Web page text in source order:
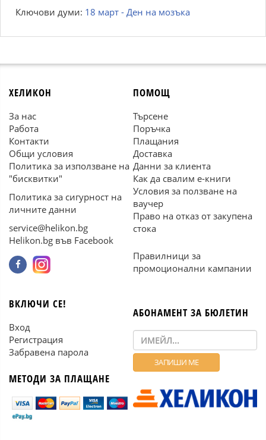
Ключови думи: 18 март - Ден на мозъка
ХЕЛИКОН
За нас
Работа
Контакти
Общи условия
Политика за използване на
"бисквитки"
Политика за сигурност на
личните данни
service@helikon.bg
Helikon.bg във Facebook
ПОМОЩ
Търсене
Поръчка
Плащания
Доставка
Данни за клиента
Как да свалим е-книги
Условия за ползване на
ваучер
Право на отказ от закупена
стока
Правилници за
промоционални кампании
ВКЛЮЧИ СЕ!
Вход
Регистрация
Забравена парола
МЕТОДИ ЗА ПЛАЩАНЕ
АБОНАМЕНТ ЗА БЮЛЕТИН